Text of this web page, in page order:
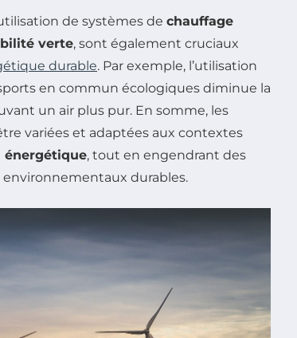
de systèmes de chauffage
verte, sont également cruciaux
durable. Par exemple, l’utilisation
en commun écologiques diminue la
un air plus pur. En somme, les
variées et adaptées aux contextes
énergétique, tout en engendrant des
durables.